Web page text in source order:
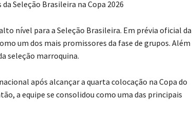
Seleção Brasileira na Copa 2026
nível para a Seleção Brasileira. Em prévia oficial da
um dos mais promissores da fase de grupos. Além
seleção marroquina.
após alcançar a quarta colocação na Copa do
a equipe se consolidou como uma das principais